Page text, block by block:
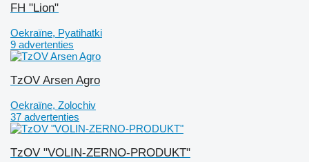
FH "Lion"
Oekraïne, Pyatihatki
9 advertenties
TzOV Arsen Agro
Oekraïne, Zolochiv
37 advertenties
TzOV "VOLIN-ZERNO-PRODUKT"